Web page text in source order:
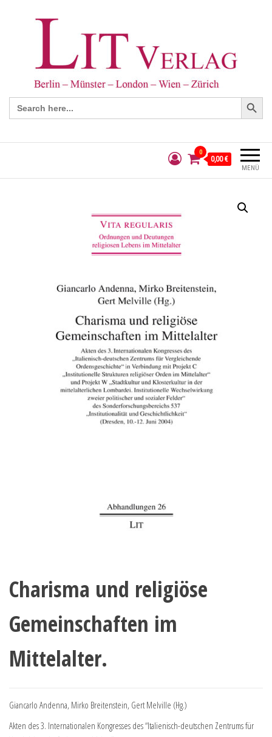
Search
for:
Search Button
MENÜ
0
0,00 €
Charisma und religiöse
Gemeinschaften im
Mittelalter.
Giancarlo Andenna, Mirko Breitenstein, Gert Melville (Hg.)
Akten des 3. Internationalen Kongresses des “Italienisch-deutschen Zentrums für